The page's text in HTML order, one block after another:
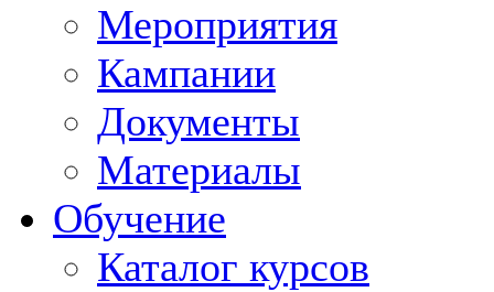
Мероприятия
Кампании
Документы
Материалы
Обучение
Каталог курсов